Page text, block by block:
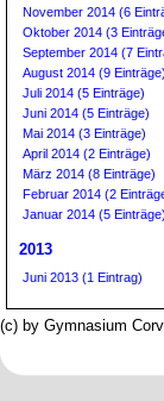
November 2014 (6
Oktober 2014 (3
September 2014 (7
August 2014 (9 Einträge)
Juli 2014 (5 Einträge)
Juni 2014 (5 Einträge)
Mai 2014 (3 Einträge)
April 2014 (2 Einträge)
März 2014 (8 Einträge)
Februar 2014 (2
Januar 2014 (5 Einträge)
2013
Juni 2013 (1 Eintrag)
(c) by Gymnasium